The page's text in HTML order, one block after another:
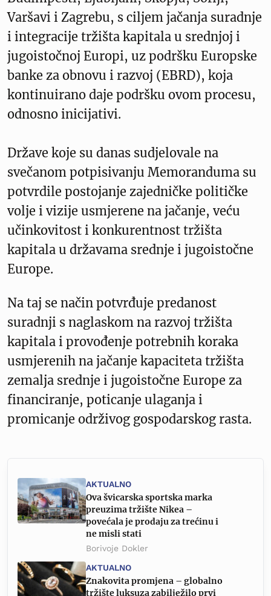
Varšavi i Zagrebu, s ciljem jačanja suradnje
i integracije tržišta kapitala u srednjoj i
jugoistočnoj Europi, uz podršku Europske
banke za obnovu i razvoj (EBRD), koja
kontinuirano daje podršku ovom procesu,
odnosno inicijativi.
Države koje su danas sudjelovale na
svečanom potpisivanju Memoranduma su
potvrdile postojanje zajedničke političke
volje i vizije usmjerene na jačanje, veću
učinkovitost i konkurentnost tržišta
kapitala u državama srednje i jugoistočne
Europe.
Na taj se način potvrđuje predanost
suradnji s naglaskom na razvoj tržišta
kapitala i provođenje potrebnih koraka
usmjerenih na jačanje kapaciteta tržišta
zemalja srednje i jugoistočne Europe za
financiranje, poticanje ulaganja i
promicanje održivog gospodarskog rasta.
AKTUALNO
Ova švicarska sportska marka
preuzima tržište Nikea –
povećala je prodaju za trećinu i
ne misli stati
Borivoje Dokler
AKTUALNO
Znakovita promjena – globalno
tržište luksuza zabilježilo prvi